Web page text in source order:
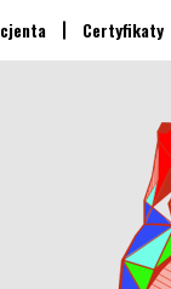
Certyfikaty